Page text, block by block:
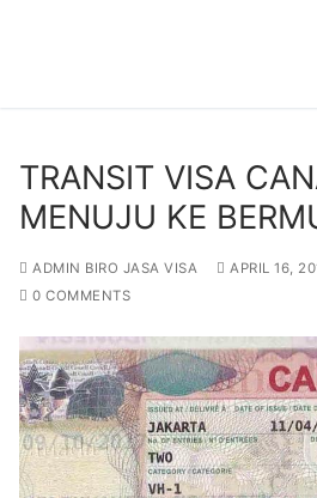
TRANSIT VISA
MENUJU KE
ADMIN BIRO JASA VISA APRIL 16,
0 COMMENTS